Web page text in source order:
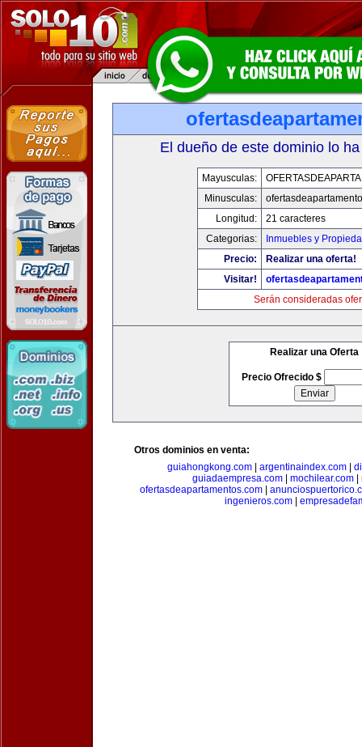
El dueño de este dominio lo
Mayusculas:
Minusculas:
Longitud:
21 caracteres
Categorias:
Inmuebles y
Precio:
Realizar una oferta!
Visitar!
Serán consideradas
Realizar una Oferta
Precio Ofrecido $
Otros dominios en venta:
guiahongkong.com| argentinaindex.com|
guiadaempresa.com
mochilear.com
ofertasdeapartamentos.com
ingenieros.com|